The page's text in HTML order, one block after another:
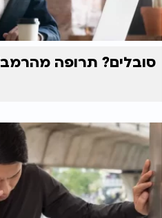
סובלים? תרופה